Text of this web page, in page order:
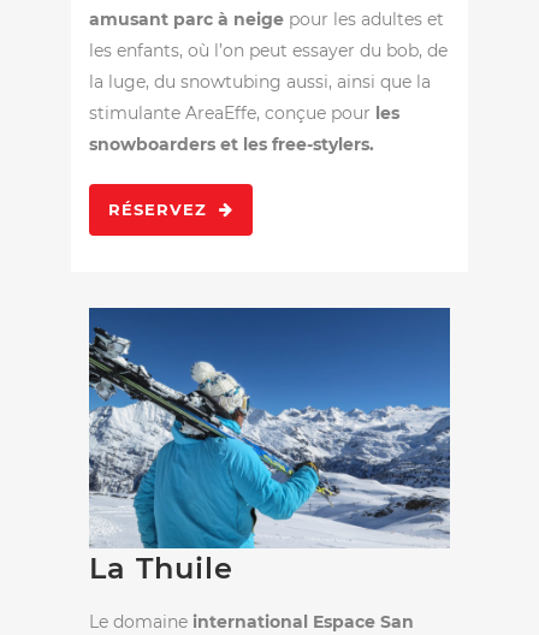
amusant parc à neige pour les adultes et
les enfants, où l’on peut essayer du bob, de
la luge, du snowtubing aussi, ainsi que la
stimulante AreaEffe, conçue pour les
snowboarders et les free-stylers.
RÉSERVEZ
La Thuile
Le domaine international Espace San